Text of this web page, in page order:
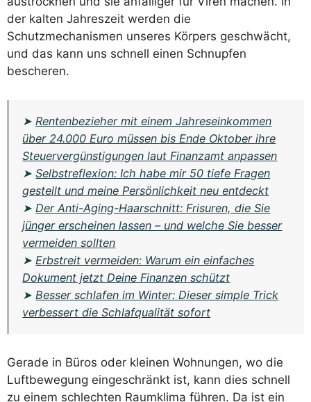
der kalten Jahreszeit werden die
Schutzmechanismen unseres Körpers geschwächt,
und das kann uns schnell einen Schnupfen
bescheren.
➤ Rentenbezieher mit einem Jahreseinkommen
über 24.000 Euro müssen bis Ende Oktober ihre
Steuervergünstigungen laut Finanzamt anpassen
➤Selbstreflexion: Ich habe mir 50 tiefe Fragen
gestellt und meine Persönlichkeit neu entdeckt
➤ Der Anti-Aging-Haarschnitt: Frisuren, die Sie
jünger erscheinen lassen – und welche Sie besser
vermeiden sollten
➤ Erbstreit vermeiden: Warum ein einfaches
Dokument jetzt Deine Finanzen schützt
➤ Besser schlafen im Winter: Dieser simple Trick
verbessert die Schlafqualität sofort
Gerade in Büros oder kleinen Wohnungen, wo die
Luftbewegung eingeschränkt ist, kann dies schnell
zu einem schlechten Raumklima führen. Da ist ein